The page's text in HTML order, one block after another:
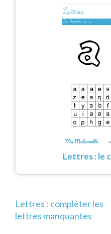
Lettres : le
Navigation
de
Lettres : compléter les
lettres manquantes